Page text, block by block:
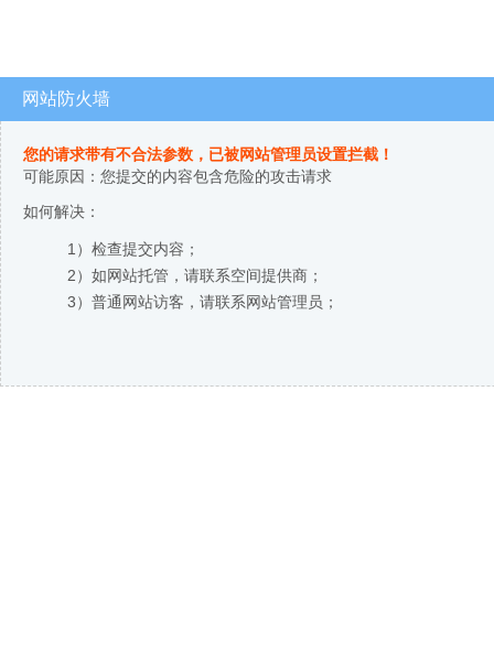
网站防火墙
您的请求带有不合法参数，已被网站管理员设置拦截！
可能原因：您提交的内容包含危险的攻击请求
如何解决：
1）检查提交内容；
2）如网站托管，请联系空间提供商；
3）普通网站访客，请联系网站管理员；